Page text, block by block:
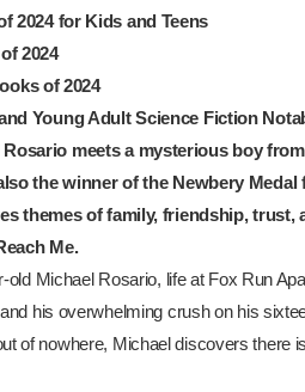
2024 for Kids and Teens
2024
of 2024
Young Adult Science Fiction
meets a mysterious boy
the winner of the Newbery Medal
themes of family, friendship, trust,
Me.
old Michael Rosario, life at Fox Run
his overwhelming crush on his
of nowhere, Michael discovers there